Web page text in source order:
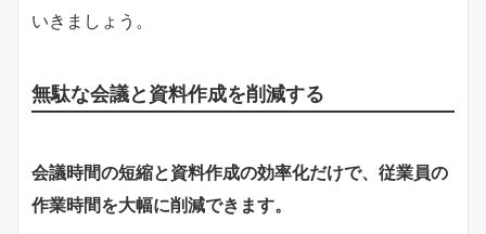
いきましょう。
無駄な会議と資料作成を削減する
会議時間の短縮と資料作成の効率化だけで、従業員の
作業時間を大幅に削減できます。